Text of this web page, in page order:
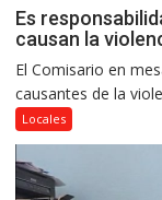
Es
causan la
El Comisario en
causantes de la
Locales